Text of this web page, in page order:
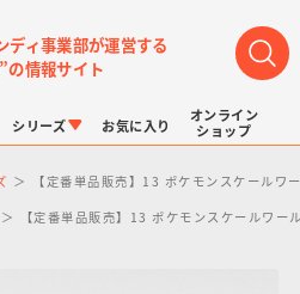
ディ事業部が運営する
の情報サイト
シリーズ お気に入り
オンライン
ショップ
【定番単品販売】13 ポケモンスケールワ
【定番単品販売】13 ポケモンスケールワ